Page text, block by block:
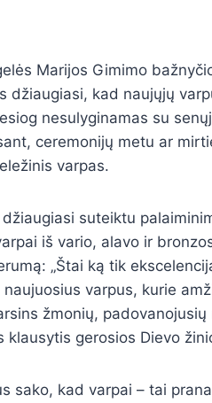
Marijos Gimimo
džiaugiasi, kad naujųjų
nesulyginamas su
ceremonijų metu ar
varpas.
suteiktu
iš vario, alavo ir
„Štai ką tik
naujuosius varpus, kurie
žmonių,
gerosios Dievo
sako, kad varpai – tai